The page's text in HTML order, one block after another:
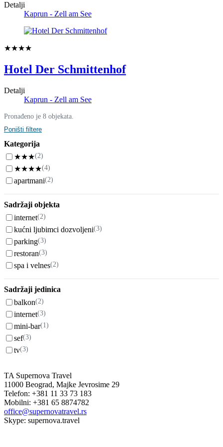
Detalji
Kaprun - Zell am See
★★★★
Hotel Der Schmittenhof
Detalji
Kaprun - Zell am See
Pronađeno je 8 objekata.
Poništi filtere
Kategorija
★★★(2)
★★★★(4)
apartmani(2)
Sadržaji objekta
internet(2)
kućni ljubimci dozvoljeni(3)
parking(3)
restoran(3)
spa i velnes(2)
Sadržaji jedinica
balkon(2)
internet(3)
mini-bar(1)
sef(3)
tv(3)
TA Supernova Travel
11000 Beograd, Majke Jevrosime 29
Telefon: +381 11 33 73 183
Mobilni: +381 65 8874782
office@supernovatravel.rs
Skype: supernova.travel